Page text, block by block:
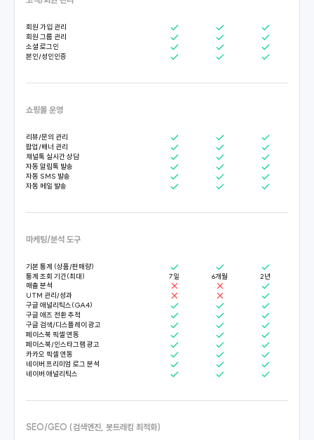
회원 가입 관리
회원 그룹 관리
소셜 로그인
본인/성인인증
쇼핑몰 운영
리뷰/문의 관리
팝업/배너 관리
채널톡 실시간 상담
자동 알림톡 발송
자동 SMS 발송
자동 메일 발송
마케팅/분석 도구
기본 통계 (상품/판매량)
통계 조회 기간(최대)
7일 6개월
2년
매출 분석
UTM 관리/성과
구글 애널리틱스(GA4)
구글 애즈 전환 추적
구글 검색/디스플레이 광고
페이스북 픽셀 연동
페이스북/인스타그램 광고
카카오 픽셀 연동
네이버 프리미엄 로그 분석
네이버 애널리틱스
SEO/GEO (검색엔진, 봇트래킹 최적화)